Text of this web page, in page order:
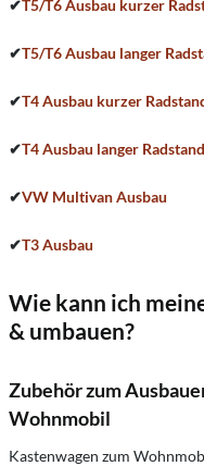
✔T5/T6 Ausbau kurzer
✔T5/T6 Ausbau langer
✔T4 Ausbau kurzer
✔T4 Ausbau langer Radstand
✔VW Multivan Ausbau
✔T3 Ausbau
Wie kann ich
& umbauen?
Zubehör zum
Wohnmobil
Kastenwagen zum